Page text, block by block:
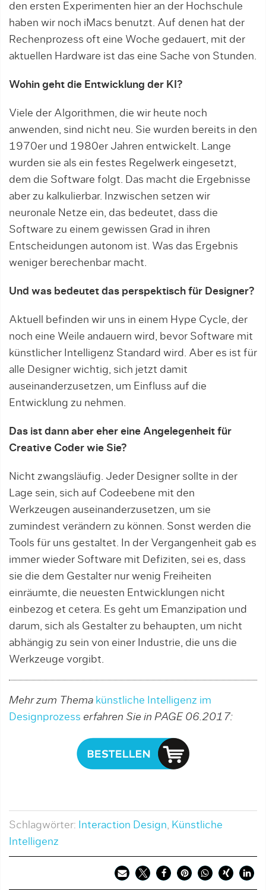
den ersten Experimenten hier an der Hochschule
haben wir noch iMacs benutzt. Auf denen hat der
Rechenprozess oft eine Woche gedauert, mit der
aktuellen Hardware ist das eine Sache von Stunden.
Wohin geht die Entwicklung der KI?
Viele der Algorithmen, die wir heute noch
anwenden, sind nicht neu. Sie wurden bereits in den
1970er und 1980er Jahren entwickelt. Lange
wurden sie als ein festes Regelwerk eingesetzt,
dem die Software folgt. Das macht die Ergebnisse
aber zu kalkulierbar. Inzwischen setzen wir
neuronale Netze ein, das bedeu­tet, dass die
Software zu einem gewissen Grad in ­ihren
Entscheidungen ­autonom ist. Was das Ergebnis
weniger berechenbar macht.
Und was bedeutet das perspektisch für Designer?
Aktuell befinden wir uns in einem Hype Cycle, der
noch eine Weile andauern wird, bevor Software mit
künstlicher Intelligenz Standard wird. Aber es ist für
alle Designer wichtig, sich jetzt damit
auseinanderzusetzen, um Einfluss auf die
Entwicklung zu nehmen.
Das ist dann aber eher eine Angelegenheit für
Creative Coder wie Sie?
Nicht zwangsläufig. Jeder Designer sollte in der
Lage sein, sich auf Codeebene mit den
Werkzeugen auseinanderzusetzen, um sie
zumindest verändern zu können. Sonst werden die
Tools für uns gestaltet. In der Vergangenheit gab es
immer wieder Software mit Defiziten, sei es, dass
sie die dem Gestalter nur wenig Freiheiten
einräumte, die neuesten Entwicklungen nicht
einbezog et cetera. Es geht um Emanzipation und
darum, sich als Gestalter zu behaupten, um nicht
abhängig zu sein von ­einer Industrie, die uns die
Werkzeuge vorgibt.
Mehr zum Thema künstliche Intelligenz im
Designprozess erfahren Sie in PAGE 06.2017:
Schlagwörter: Interaction Design, Künstliche
Intelligenz